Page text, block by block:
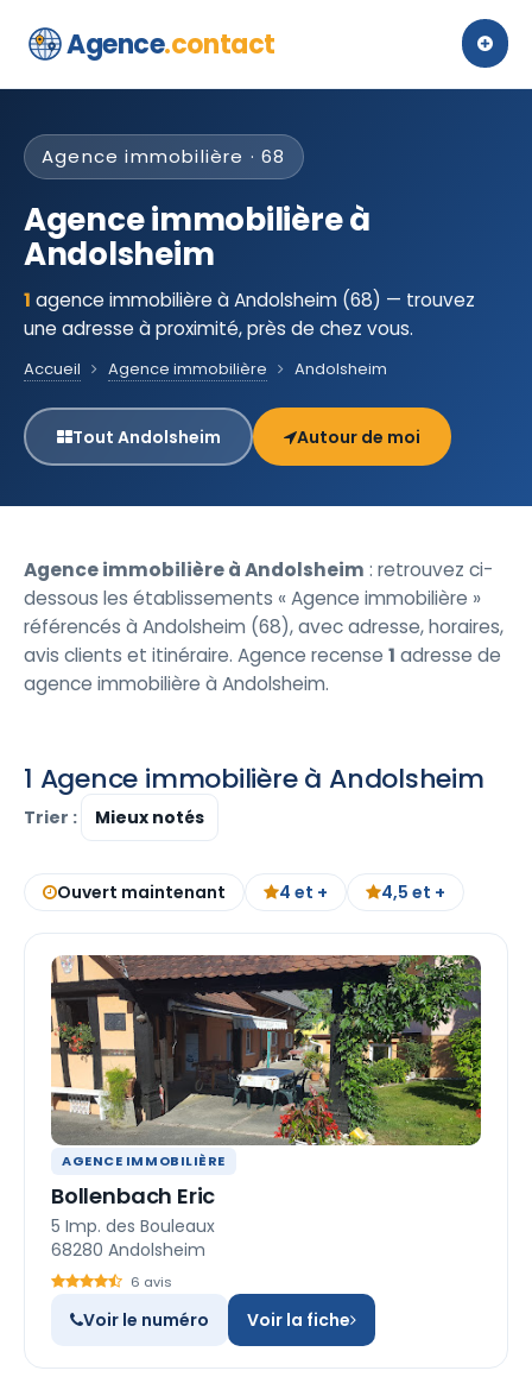
Agence.contact
Agence immobilière · 68
Agence immobilière à
Andolsheim
1 agence immobilière à Andolsheim (68) — trouvez
une adresse à proximité, près de chez vous.
Accueil Agence immobilière Andolsheim
Tout Andolsheim Autour de moi
Agence immobilière à Andolsheim : retrouvez ci-
dessous les établissements « Agence immobilière »
référencés à Andolsheim (68), avec adresse, horaires,
avis clients et itinéraire. Agence recense 1 adresse de
agence immobilière à Andolsheim.
1 Agence immobilière à Andolsheim
Trier :
Ouvert maintenant 4 et + 4,5 et +
AGENCE IMMOBILIÈRE
Bollenbach Eric
5 Imp. des Bouleaux
68280 Andolsheim
6 avis
Voir le numéro Voir la fiche